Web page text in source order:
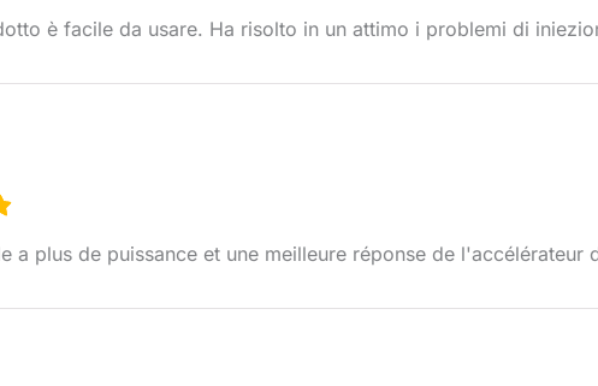
è facile da usare. Ha risolto in un attimo i problemi di
a plus de puissance et une meilleure réponse de